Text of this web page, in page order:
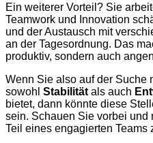
Ein weiterer Vorteil? Sie
Teamwork und Innovation
und der Austausch mit
an der Tagesordnung. Das
produktiv, sondern auch
Wenn Sie also auf der Suche
sowohl Stabilität als auch
bietet, dann könnte diese
sein. Schauen Sie vorbei und
Teil eines engagierten Teams